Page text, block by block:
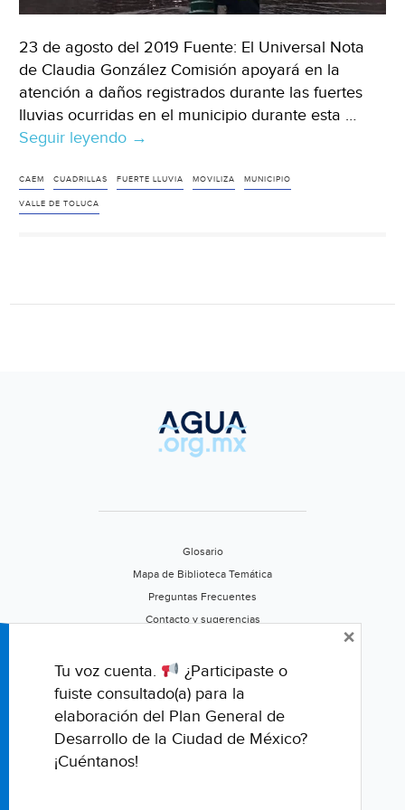
23 de agosto del 2019 Fuente: El Universal Nota
de Claudia González Comisión apoyará en la
atención a daños registrados durante las fuertes
lluvias ocurridas en el municipio durante esta …
Seguir leyendo Metepec:
moviliza
Universal)
→
CAEM CUADRILLAS FUERTE LLUVIA MOVILIZA MUNICIPIO
VALLE DE TOLUCA
Glosario
Mapa de Biblioteca Temática
Preguntas Frecuentes
Contacto y sugerencias
Califica este portal
Tu voz cuenta.
¿Participaste o
fuiste consultado(a) para la
elaboración del Plan General de
Desarrollo de la Ciudad de México?
¡Cuéntanos!
×